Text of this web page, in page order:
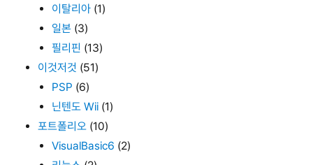
이탈리아 (1)
일본 (3)
필리핀 (13)
이것저것 (51)
PSP (6)
닌텐도 Wii (1)
포트폴리오 (10)
VisualBasic6 (2)